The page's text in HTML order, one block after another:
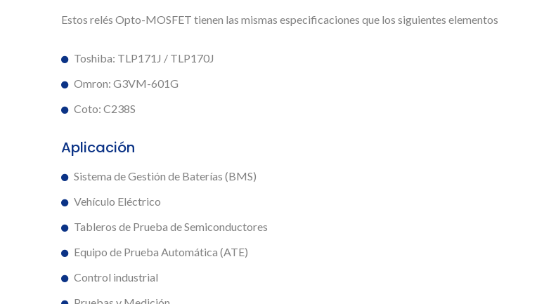
Estos relés Opto-MOSFET tienen las mismas especificaciones que los siguientes elementos
Toshiba: TLP171J / TLP170J
Omron: G3VM-601G
Coto: C238S
Aplicación
Sistema de Gestión de Baterías (BMS)
Vehículo Eléctrico
Tableros de Prueba de Semiconductores
Equipo de Prueba Automática (ATE)
Control industrial